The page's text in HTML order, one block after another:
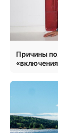
Причины